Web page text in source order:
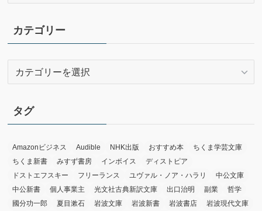
イ
ブ
カテゴリー
リ
ー
タグ
Amazonビジネス Audible NHK出版 おすすめ本
ちくま学芸文庫
ちくま新書
みすず書房 インボイス
ディストピア
ドストエフスキー
フリーランス ユヴァル・ノア・ハラリ
中公文庫
中公新書
個人事業主 光文社古典新訳文庫 出口治明 副業
哲学
國分功一郎
夏目漱石 岩波文庫 岩波新書 岩波書店 岩波現代文庫